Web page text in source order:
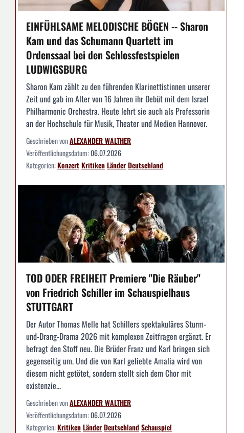
EINFÜHLSAME MELODISCHE BÖGEN -- Sharon
Kam und das Schumann Quartett im
Ordenssaal bei den Schlossfestspielen
LUDWIGSBURG
Sharon Kam zählt zu den führenden Klarinettistinnen unserer
Zeit und gab im Alter von 16 Jahren ihr Debüt mit dem Israel
Philharmonic Orchestra. Heute lehrt sie auch als Professorin
an der Hochschule für Musik, Theater und Medien Hannover.
Geschrieben vonALEXANDER WALTHER
Veröffentlichungsdatum:06.07.2026
Kategorien:KonzertKritikenLänderDeutschland
TOD ODER FREIHEIT Premiere "Die Räuber"
von Friedrich Schiller im Schauspielhaus
STUTTGART
Der Autor Thomas Melle hat Schillers spektakuläres Sturm-
und-Drang-Drama 2026 mit komplexen Zeitfragen ergänzt. Er
befragt den Stoff neu. Die Brüder Franz und Karl bringen sich
gegenseitig um. Und die von Karl geliebte Amalia wird von
diesem nicht getötet, sondern stellt sich dem Chor mit
existenzie...
Geschrieben vonALEXANDER WALTHER
Veröffentlichungsdatum:06.07.2026
Kategorien:KritikenLänderDeutschlandSchauspiel